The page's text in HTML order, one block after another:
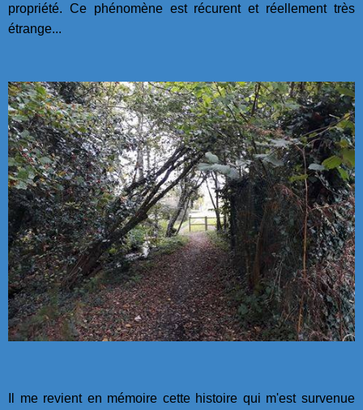
propriété. Ce phénomène est récurent et réellement très
étrange...
Il me revient en mémoire cette histoire qui m'est survenue